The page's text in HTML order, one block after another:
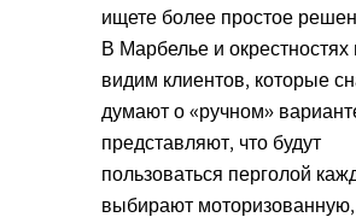
ищете более простое
В Марбелье и
видим клиентов, которые
думают о «ручном»
представляют, что будут
пользоваться перголой
выбирают